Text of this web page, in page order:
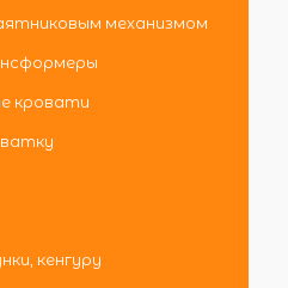
механизмом
кровати
кенгуру